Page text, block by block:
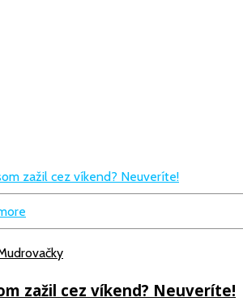
zažil cez víkend? Neuveríte!